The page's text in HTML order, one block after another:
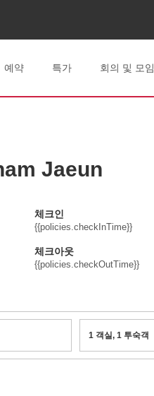
예약 특가 회의 및 모임
Jaeun
체크인
{{policies.checkInTime}}
체크아웃
{{policies.checkOutTime}}
1 객실, 1 투숙객